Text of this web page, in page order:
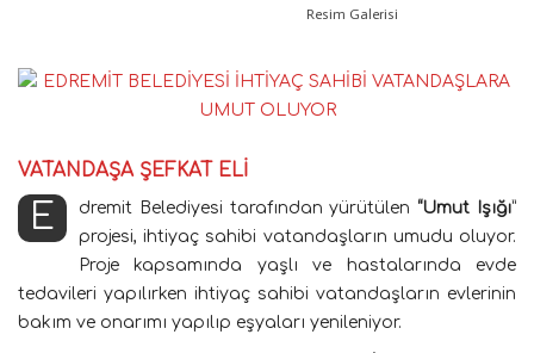
Resim Galerisi
VATANDAŞA ŞEFKAT ELİ
Edremit Belediyesi tarafından yürütülen “Umut Işığı”
projesi, ihtiyaç sahibi vatandaşların umudu oluyor.
Proje kapsamında yaşlı ve hastalarında evde
tedavileri yapılırken ihtiyaç sahibi vatandaşların evlerinin
bakım ve onarımı yapılıp eşyaları yenileniyor.